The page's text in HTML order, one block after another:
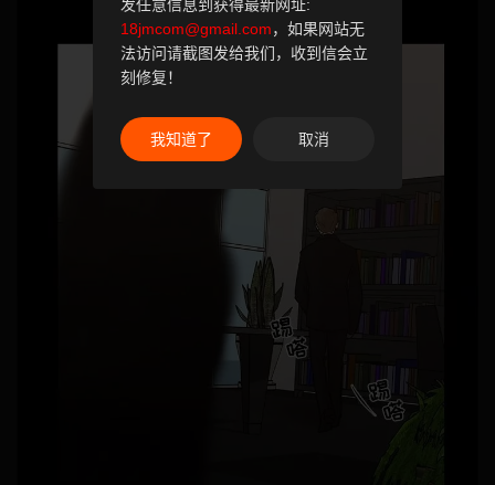
发任意信息到获得最新网址:
18jmcom@gmail.com，如果网站无
法访问请截图发给我们，收到信会立
刻修复！
我知道了 取消